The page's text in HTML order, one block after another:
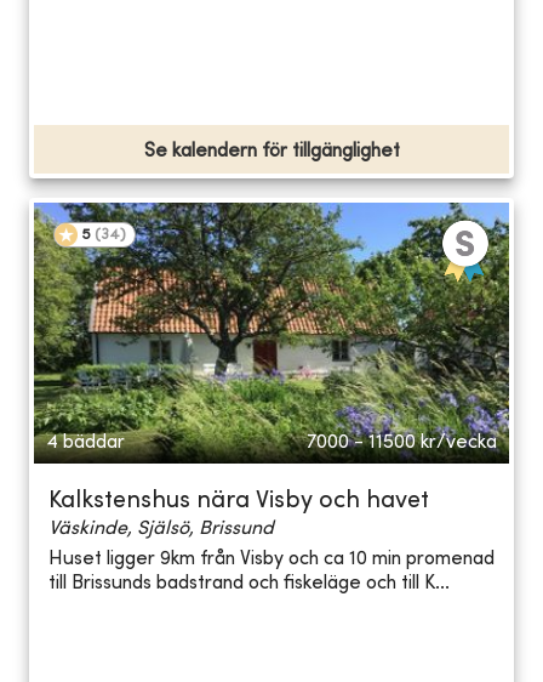
Se kalendern för tillgänglighet
5 (34)
4 bäddar 7000 - 11500 kr/vecka
Kalkstenshus nära Visby och havet
Väskinde, Själsö, Brissund
Huset ligger 9km från Visby och ca 10 min promenad
till Brissunds badstrand och fiskeläge och till K...